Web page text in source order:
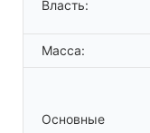
Власть:
Масса:
Основные